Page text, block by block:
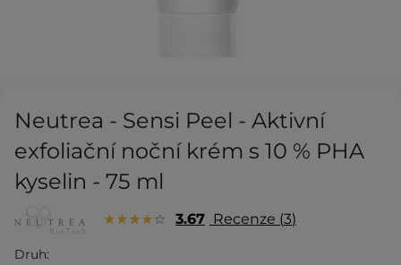
Neutrea - Sensi Peel - Aktivní
exfoliační noční krém s 10 % PHA
kyselin - 75 ml
3.67 Recenze 3
Druh: